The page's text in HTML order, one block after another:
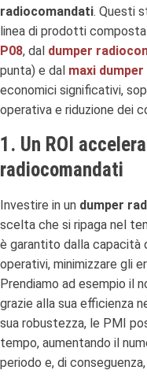
radiocomandati. Questi
linea di prodotti
P08, dal dumper
punta) e dal maxi dumper
economici significativi,
operativa e riduzione dei
1. Un ROI
radiocomandati
Investire in un dumper
scelta che si ripaga nel
è garantito dalla capacità
operativi, minimizzare gli
Prendiamo ad esempio il
grazie alla sua efficienza
sua robustezza, le PMI
tempo, aumentando il
periodo e, di